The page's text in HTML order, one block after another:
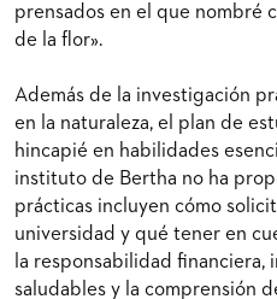
prensados en el que nombré
de la flor».
Además de la investigación
en la naturaleza, el plan de
hincapié en habilidades
instituto de Bertha no ha
prácticas incluyen cómo
universidad y qué tener en
la responsabilidad
saludables y la comprensión